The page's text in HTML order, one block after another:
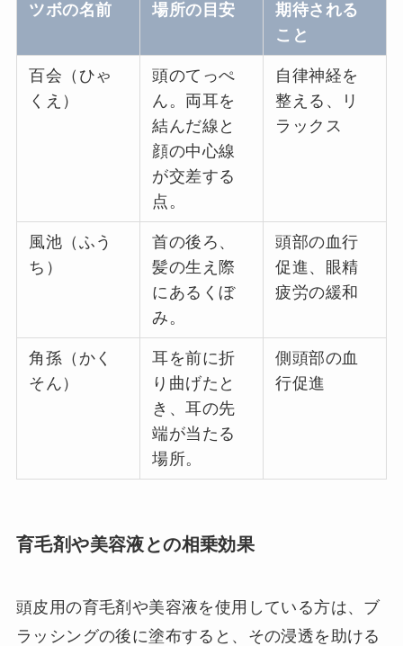
ツボの名前 場所の目安
期待される
こと
百会（ひゃ
くえ）
頭のてっぺ
ん。両耳を
結んだ線と
顔の中心線
が交差する
点。
自律神経を
整える、リ
ラックス
風池（ふう
ち）
首の後ろ、
髪の生え際
にあるくぼ
み。
頭部の血行
促進、眼精
疲労の緩和
角孫（かく
そん）
耳を前に折
り曲げたと
き、耳の先
端が当たる
場所。
側頭部の血
行促進
育毛剤や美容液との相乗効果
頭皮用の育毛剤や美容液を使用している方は、ブ
ラッシングの後に塗布すると、その浸透を助ける